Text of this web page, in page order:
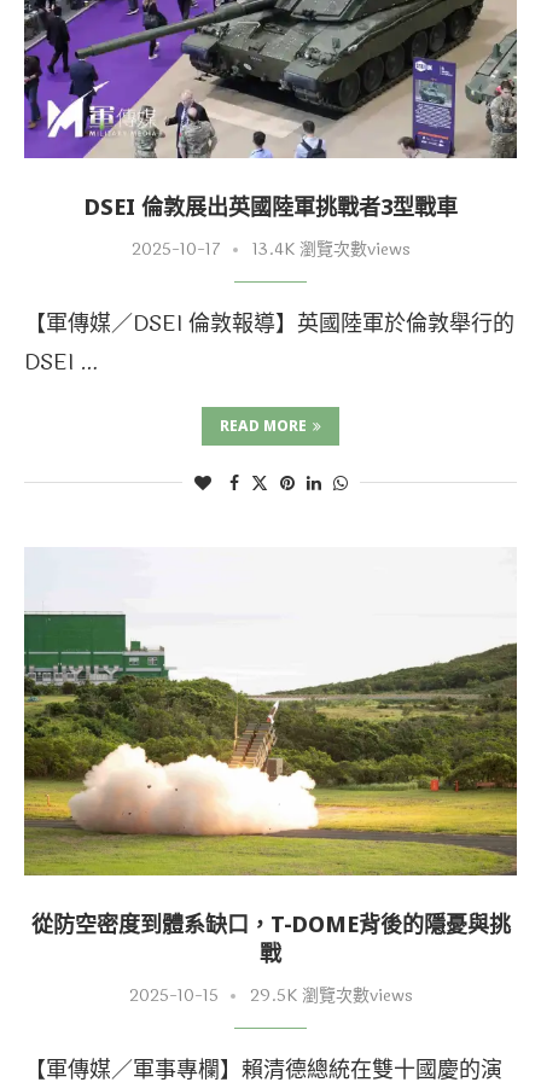
DSEI 倫敦展出英國陸軍挑戰者3型戰車
2025-10-17 13.4K 瀏覽次數views
【軍傳媒／DSEI 倫敦報導】英國陸軍於倫敦舉行的
DSEI …
READ MORE
從防空密度到體系缺口，T-DOME背後的隱憂與挑
戰
2025-10-15 29.5K 瀏覽次數views
【軍傳媒／軍事專欄】賴清德總統在雙十國慶的演